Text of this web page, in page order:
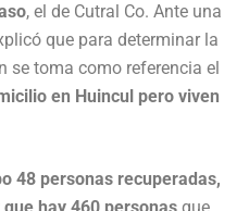
, el de Cutral Co. Ante una
que para determinar la
se toma como referencia el
en Huincul pero viven
48 personas recuperadas,